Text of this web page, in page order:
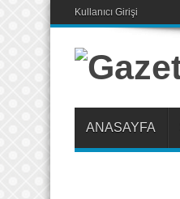
Kullanıcı Girişi
ANASAYFA